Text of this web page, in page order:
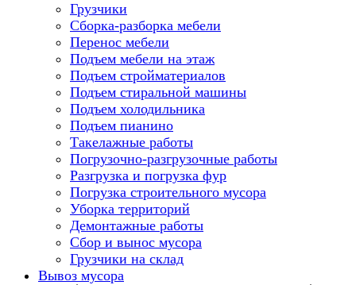
Грузчики
Сборка-разборка мебели
Перенос мебели
Подъем мебели на этаж
Подъем стройматериалов
Подъем стиральной машины
Подъем холодильника
Подъем пианино
Такелажные работы
Погрузочно-разгрузочные работы
Разгрузка и погрузка фур
Погрузка строительного мусора
Уборка территорий
Демонтажные работы
Сбор и вынос мусора
Грузчики на склад
Вывоз мусора